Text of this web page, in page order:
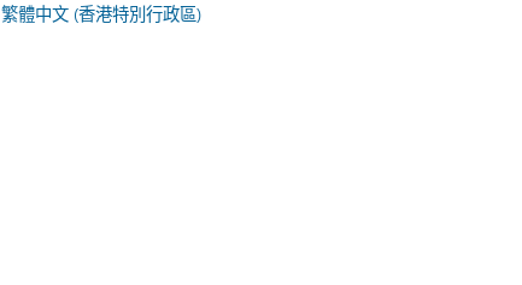
繁體中文 (香港特別行政區)